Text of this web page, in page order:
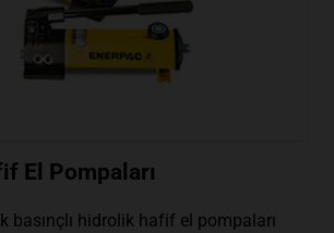
El Pompaları
basınçlı hidrolik hafif el pompaları